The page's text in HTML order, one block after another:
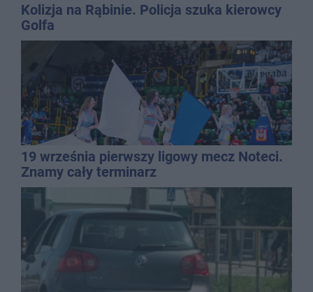
Kolizja na Rąbinie. Policja szuka kierowcy
Golfa
19 września pierwszy ligowy mecz Noteci.
Znamy cały terminarz